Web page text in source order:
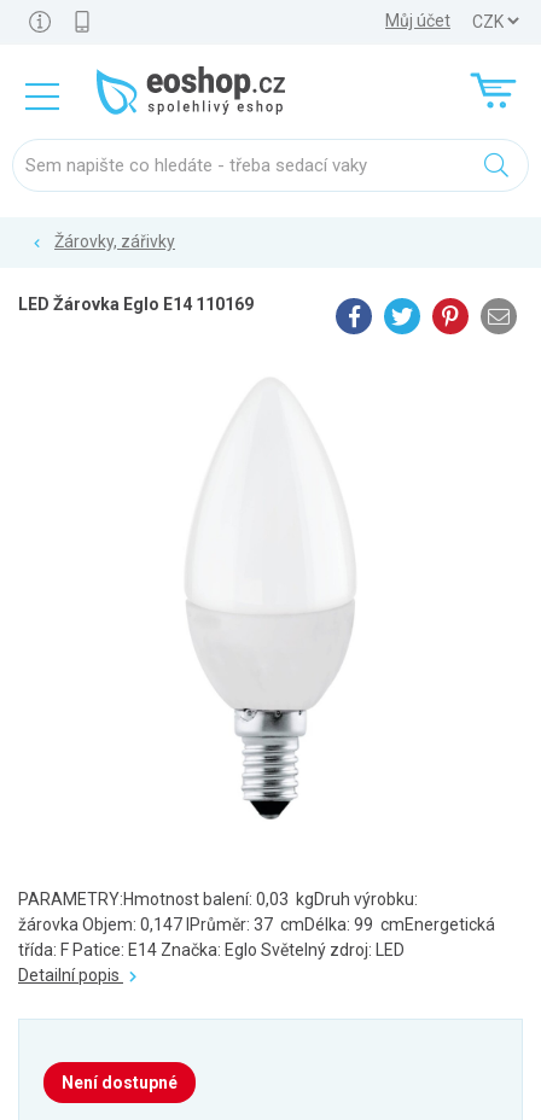
Můj účet
Žárovky, zářivky
LED Žárovka Eglo E14 110169
PARAMETRY:Hmotnost balení: 0,03 kgDruh výrobku:
žárovka Objem: 0,147 lPrůměr: 37 cmDélka: 99 cmEnergetická
třída: F Patice: E14 Značka: Eglo Světelný zdroj: LED
Detailní popis
Není dostupné